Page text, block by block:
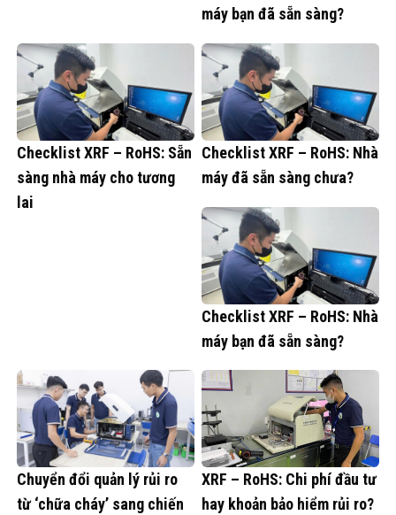
máy bạn đã sẵn sàng?
Checklist XRF – RoHS: Sẵn
sàng nhà máy cho tương
lai
Checklist XRF – RoHS: Nhà
máy đã sẵn sàng chưa?
Checklist XRF – RoHS: Nhà
máy bạn đã sẵn sàng?
Chuyển đổi quản lý rủi ro
từ ‘chữa cháy’ sang chiến
XRF – RoHS: Chi phí đầu tư
hay khoản bảo hiểm rủi ro?